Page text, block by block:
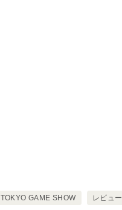
TOKYO GAME SHOW レビュー